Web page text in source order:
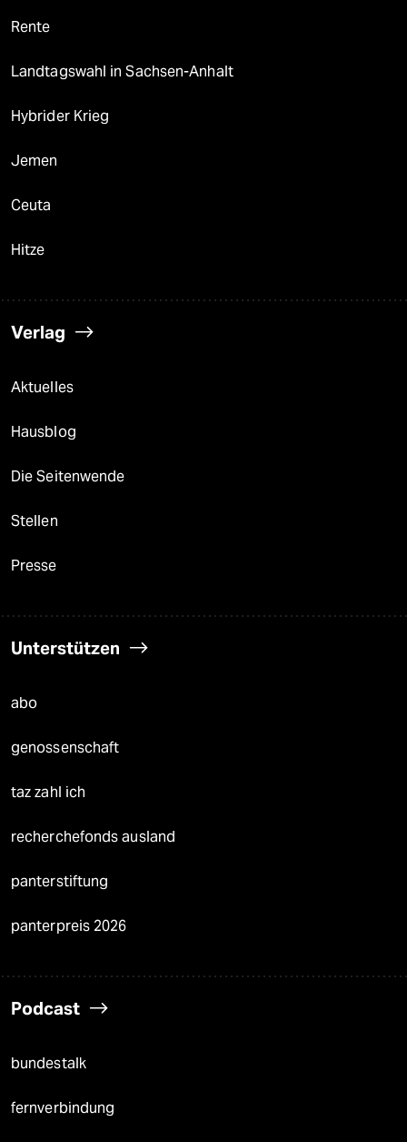
Rente
Landtagswahl in Sachsen-Anhalt
Hybrider Krieg
Jemen
Ceuta
Hitze
Verlag
Aktuelles
Hausblog
Die Seitenwende
Stellen
Presse
Unterstützen
abo
genossenschaft
taz zahl ich
recherchefonds ausland
panterstiftung
panterpreis 2026
Podcast
bundestalk
fernverbindung